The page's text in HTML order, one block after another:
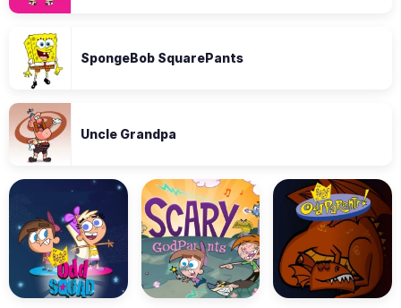
SpongeBob SquarePants
Uncle Grandpa